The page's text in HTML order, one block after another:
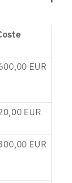
EUR
EUR
EUR